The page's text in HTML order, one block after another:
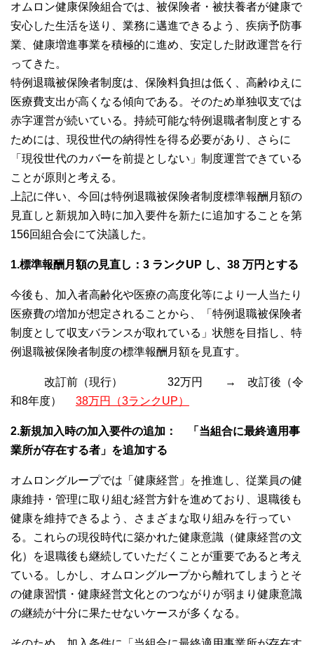
オムロン健康保険組合では、被保険者・被扶養者が健康で
安心した生活を送り、業務に邁進できるよう、疾病予防事
業、健康増進事業を積極的に進め、安定した財政運営を行
ってきた。
特例退職被保険者制度は、保険料負担は低く、高齢ゆえに
医療費支出が高くなる傾向である。そのため単独収支では
赤字運営が続いている。持続可能な特例退職者制度とする
ためには、現役世代の納得性を得る必要があり、さらに
「現役世代のカバーを前提としない」制度運営できている
ことが原則と考える。
上記に伴い、今回は特例退職被保険者制度標準報酬月額の
見直しと新規加入時に加入要件を新たに追加することを第
156回組合会にて決議した。
1.標準報酬月額の見直し：3 ランクUP し、38 万円とする
今後も、加入者高齢化や医療の高度化等により一人当たり
医療費の増加が想定されることから、「特例退職被保険者
制度として収支バランスが取れている」状態を目指し、特
例退職被保険者制度の標準報酬月額を見直す。
改訂前（現行） 32万円 → 改訂後（令
和8年度） 38万円（3ランクUP）
2.新規加入時の加入要件の追加： 「当組合に最終適用事
業所が存在する者」を追加する
オムロングループでは「健康経営」を推進し、従業員の健
康維持・管理に取り組む経営方針を進めており、退職後も
健康を維持できるよう、さまざまな取り組みを行ってい
る。これらの現役時代に築かれた健康意識（健康経営の文
化）を退職後も継続していただくことが重要であると考え
ている。しかし、オムロングループから離れてしまうとそ
の健康習慣・健康経営文化とのつながりが弱まり健康意識
の継続が十分に果たせないケースが多くなる。